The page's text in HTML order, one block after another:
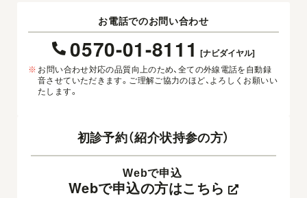
お電話でのお問い合わせ
0570-01-8111 [ナビダイヤル]
※ お問い合わせ対応の品質向上のため、全ての外線電話を自動録
音させていただきます。ご理解ご協力のほど、よろしくお願いい
たします。
初診予約（紹介状持参の方）
Webで申込
Webで申込の方はこちら